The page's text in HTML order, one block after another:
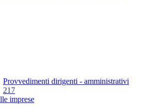
Provvedimenti dirigenti - amministrativi
217
imprese